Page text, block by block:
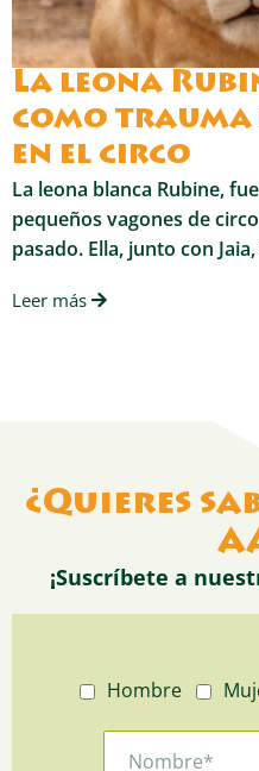
La leona
como trauma
en el circo
La leona blanca Rubine,
pequeños vagones de
pasado. Ella, junto con
Leer más
¿Quieres
¡Suscríbete a
Hombre